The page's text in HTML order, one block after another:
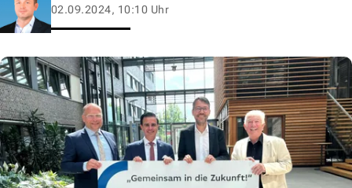
02.09.2024, 10:10 Uhr